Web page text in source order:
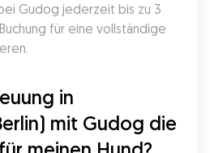
Gudog jederzeit bis zu 3
für eine vollständige
in
mit Gudog die